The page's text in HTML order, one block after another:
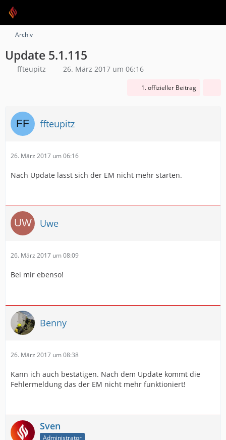
Archiv
Update 5.1.115
ffteupitz 26. März 2017 um 06:16
1. offizieller Beitrag
ffteupitz
26. März 2017 um 06:16
Nach Update lässt sich der EM nicht mehr starten.
Uwe
26. März 2017 um 08:09
Bei mir ebenso!
Benny
26. März 2017 um 08:38
Kann ich auch bestätigen. Nach dem Update kommt die
Fehlermeldung das der EM nicht mehr funktioniert!
Sven
Administrator